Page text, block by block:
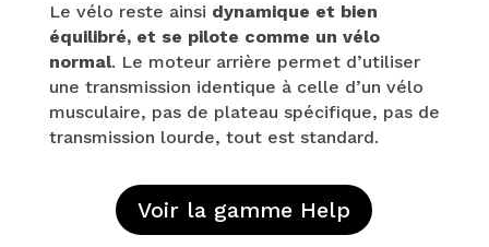
Le vélo reste ainsi dynamique et bien
équilibré, et se pilote comme un vélo
normal. Le moteur arrière permet d’utiliser
une transmission identique à celle d’un vélo
musculaire, pas de plateau spécifique, pas de
transmission lourde, tout est standard.
Voir la gamme Help